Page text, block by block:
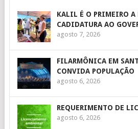
KALIL É O PRIMEIRO A
CADIDATURA AO
agosto 7, 2026
FILARMÔNICA EM
CONVIDA POPULAÇÃO
agosto 6, 2026
REQUERIMENTO DE
agosto 6, 2026